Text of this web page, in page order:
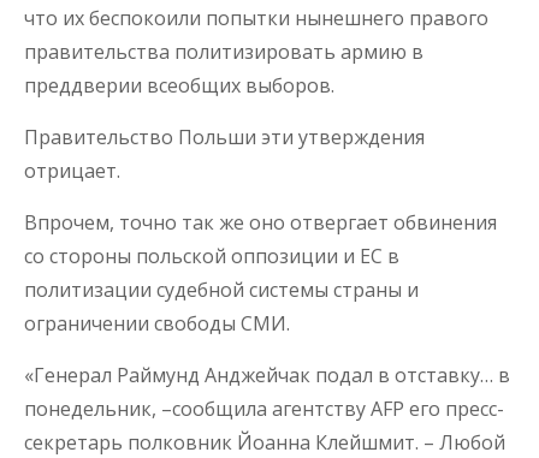
что их беспокоили попытки нынешнего правого
правительства политизировать армию в
преддверии всеобщих выборов.
Правительство Польши эти утверждения
отрицает.
Впрочем, точно так же оно отвергает обвинения
со стороны польской оппозиции и ЕС в
политизации судебной системы страны и
ограничении свободы СМИ.
«Генерал Раймунд Анджейчак подал в отставку… в
понедельник, –сообщила агентству AFP его пресс-
секретарь полковник Йоанна Клейшмит. – Любой